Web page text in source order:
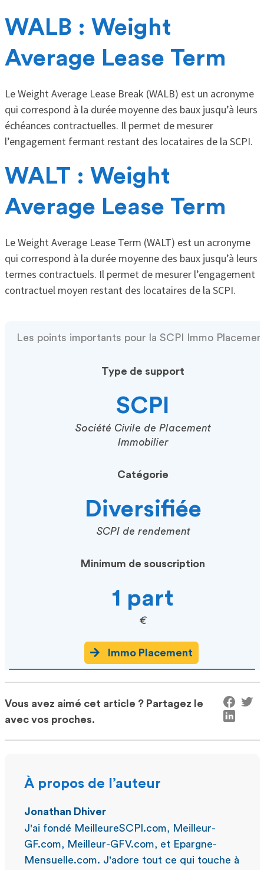
WALB : Weight
Average Lease Term
Le Weight Average Lease Break (WALB) est un acronyme
qui correspond à la durée moyenne des baux jusqu’à leurs
échéances contractuelles. Il permet de mesurer
l’engagement fermant restant des locataires de la SCPI.
WALT : Weight
Average Lease Term
Le Weight Average Lease Term (WALT) est un acronyme
qui correspond à la durée moyenne des baux jusqu’à leurs
termes contractuels. Il permet de mesurer l’engagement
contractuel moyen restant des locataires de la SCPI.
Les points importants pour la SCPI Immo
Type de support
SCPI
Société Civile de Placement
Immobilier
Catégorie
Diversifiée
SCPI de rendement
Minimum de souscription
1 part
€
Immo Placement
Vous avez aimé cet article ? Partagez le
avec vos proches.
À propos de l’auteur
Jonathan Dhiver
J'ai fondé MeilleureSCPI.com, Meilleur-
GF.com, Meilleur-GFV.com, et Epargne-
Mensuelle.com. J'adore tout ce qui touche à